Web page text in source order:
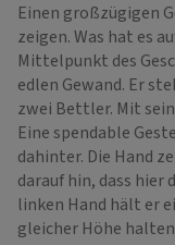
Einen großzügigen
zeigen. Was hat es
Mittelpunkt des
edlen Gewand. Er
zwei Bettler. Mit
Eine spendable
dahinter. Die Hand
darauf hin, dass hier
linken Hand hält er
gleicher Höhe